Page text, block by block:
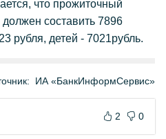
что прожиточный
составить 7896
рубля, детей - 7021рубль.
ИА «БанкИнформСервис»
2 0